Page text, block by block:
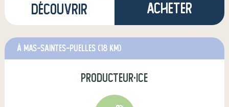
Découvrir Acheter
à MAS-SAINTES-PUELLES (18 km)
producteur·ice